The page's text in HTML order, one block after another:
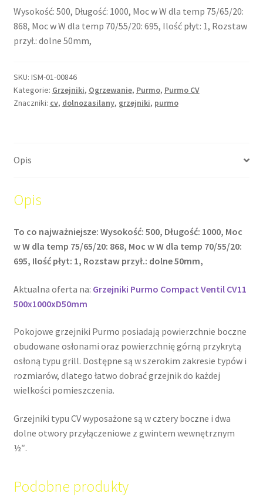
Wysokość: 500, Długość: 1000, Moc w W dla temp 75/65/20:
868, Moc w W dla temp 70/55/20: 695, Ilość płyt: 1, Rozstaw
przył.: dolne 50mm,
SKU: ISM-01-00846
Kategorie: Grzejniki, Ogrzewanie, Purmo, Purmo CV
Znaczniki: cv, dolnozasilany, grzejniki, purmo
Opis
Opis
To co najważniejsze: Wysokość: 500, Długość: 1000, Moc
w W dla temp 75/65/20: 868, Moc w W dla temp 70/55/20:
695, Ilość płyt: 1, Rozstaw przył.: dolne 50mm,
Aktualna oferta na: Grzejniki Purmo Compact Ventil CV11
500x1000xD50mm
Pokojowe grzejniki Purmo posiadają powierzchnie boczne
obudowane osłonami oraz powierzchnię górną przykrytą
osłoną typu grill. Dostępne są w szerokim zakresie typów i
rozmiarów, dlatego łatwo dobrać grzejnik do każdej
wielkości pomieszczenia.
Grzejniki typu CV wyposażone są w cztery boczne i dwa
dolne otwory przyłączeniowe z gwintem wewnętrznym
½″.
Podobne produkty